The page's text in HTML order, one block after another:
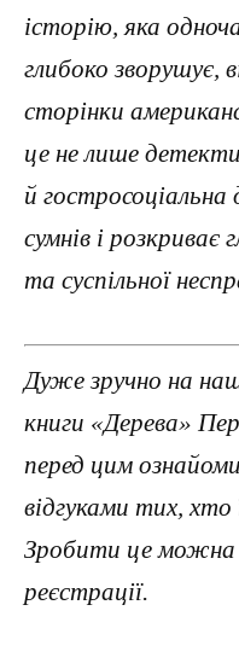
історію, яка
глибоко зворушує,
сторінки
це не лише
й
сумнів і розкриває
та суспільної
Дуже зручно на
книги «Дерева»
перед цим
відгуками тих,
Зробити це можна
реєстрації.